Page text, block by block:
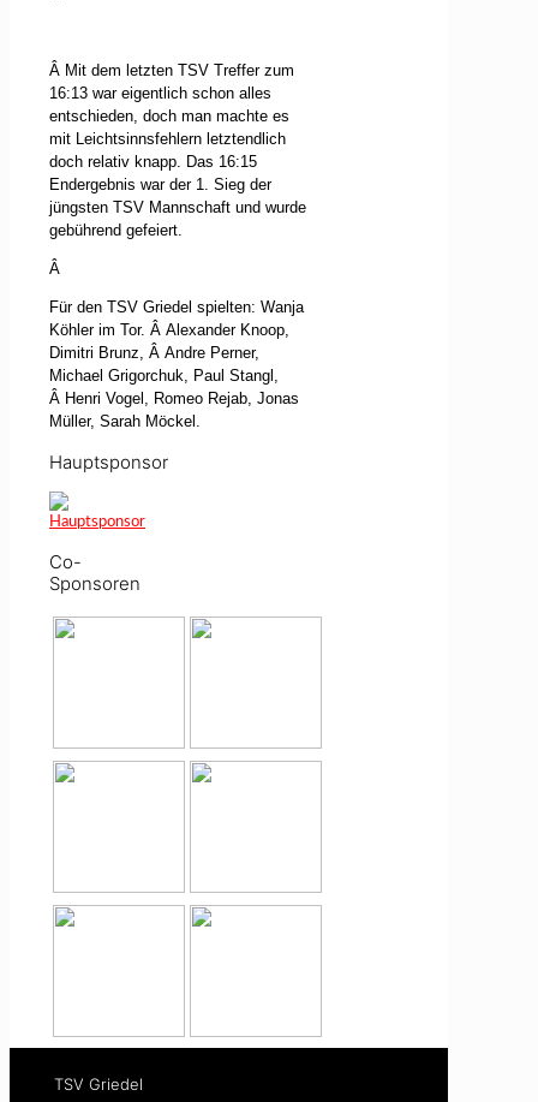
Â Mit dem letzten TSV Treffer zum
16:13 war eigentlich schon alles
entschieden, doch man machte es
mit Leichtsinnsfehlern letztendlich
doch relativ knapp. Das 16:15
Endergebnis war der 1. Sieg der
jüngsten TSV Mannschaft und wurde
gebührend gefeiert.
Â
Für den TSV Griedel spielten: Wanja
Köhler im Tor. Â Alexander Knoop,
Dimitri Brunz, Â Andre Perner,
Michael Grigorchuk, Paul Stangl,
Â Henri Vogel, Romeo Rejab, Jonas
Müller, Sarah Möckel.
Hauptsponsor
Co-
Sponsoren
TSV Griedel